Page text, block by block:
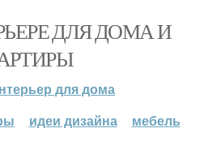
ДЛЯ ДОМА И
для дома
идеи дизайна мебель